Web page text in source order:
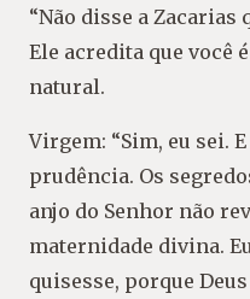
“Não disse a
Ele acredita que você
natural.
Virgem: “Sim, eu sei.
prudência. Os
anjo do Senhor não
maternidade divina.
quisesse, porque